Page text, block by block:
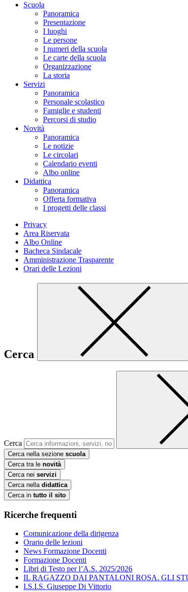
Scuola
Panoramica
Presentazione
I luoghi
Le persone
I numeri della scuola
Le carte della scuola
Organizzazione
La storia
Servizi
Panoramica
Personale scolastico
Famiglie e studenti
Percorsi di studio
Novità
Panoramica
Le notizie
Le circolari
Calendario eventi
Albo online
Didattica
Panoramica
Offerta formativa
I progetti delle classi
Privacy
Area Riservata
Albo Online
Bacheca Sindacale
Amministrazione Trasparente
Orari delle Lezioni
Cerca
Cerca
Cerca nella sezione scuola
Cerca tra le novità
Cerca nei servizi
Cerca nella didattica
Cerca in tutto il sito
Ricerche frequenti
Comunicazione della dirigenza
Orario delle lezioni
News Formazione Docenti
Formazione Docenti
Libri di Testo per l’A.S. 2025/2026
IL RAGAZZO DAI PANTALONI ROSA. GLI
I.S.I.S. Giuseppe Di Vittorio